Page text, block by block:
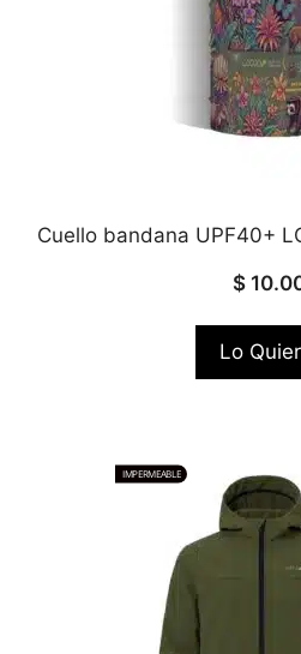
Cuello bandana UPF40+
$
Lo
IMPERMEABLE